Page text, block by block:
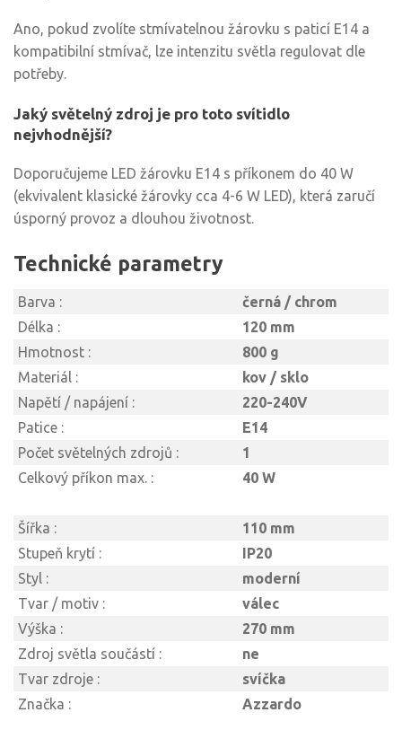
Ano, pokud zvolíte stmívatelnou žárovku s paticí E14 a
kompatibilní stmívač, lze intenzitu světla regulovat dle
potřeby.
Jaký světelný zdroj je pro toto svítidlo
nejvhodnější?
Doporučujeme LED žárovku E14 s příkonem do 40 W
(ekvivalent klasické žárovky cca 4-6 W LED), která zaručí
úsporný provoz a dlouhou životnost.
Technické parametry
Barva :
černá / chrom
Délka :
120 mm
Hmotnost :
800 g
Materiál :
kov / sklo
Napětí / napájení :
220-240V
Patice :
E14
Počet světelných zdrojů :
1
Celkový příkon max. :
40 W
Šířka :
110 mm
Stupeň krytí :
IP20
Styl :
moderní
Tvar / motiv :
válec
Výška :
270 mm
Zdroj světla součástí :
ne
Tvar zdroje :
svíčka
Značka :
Azzardo